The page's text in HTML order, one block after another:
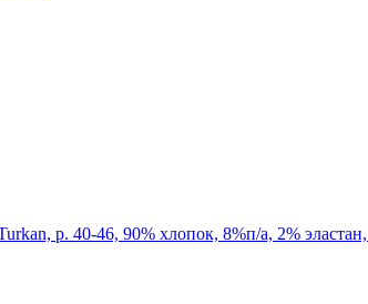
р. 40-46, 90% хлопок, 8%п/а, 2%